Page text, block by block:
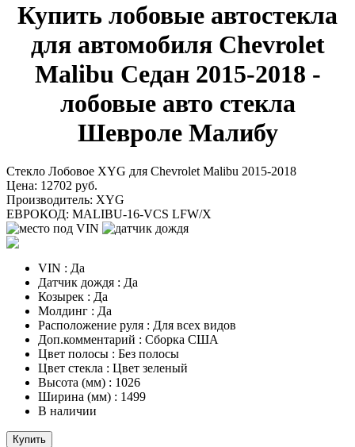
Купить лобовые автостекла
для автомобиля Chevrolet
Malibu Седан 2015-2018 -
лобовые авто стекла
Шевроле Малибу
Стекло Лобовое XYG для Chevrolet Malibu 2015-2018
Цена: 12702 руб.
Производитель: XYG
ЕВРОКОД: MALIBU-16-VCS LFW/X
VIN : Да
Датчик дождя : Да
Козырек : Да
Молдинг : Да
Расположение руля : Для всех видов
Доп.комментарий : Сборка США
Цвет полосы : Без полосы
Цвет стекла : Цвет зеленый
Высота (мм) : 1026
Ширина (мм) : 1499
В наличии
Купить